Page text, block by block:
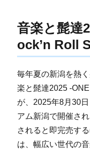
音楽と髭達
ock’n Roll
毎年夏の新潟を熱
楽と髭達2025 -
が、2025年8月30
アム新潟で開催さ
されると即完売す
は、幅広い世代の